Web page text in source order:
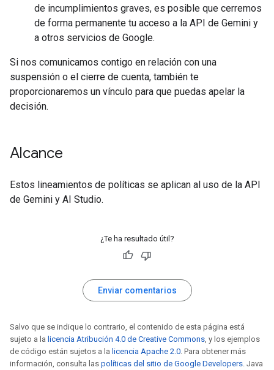
de incumplimientos graves, es posible que cerremos
de forma permanente tu acceso a la API de Gemini y
a otros servicios de Google.
Si nos comunicamos contigo en relación con una
suspensión o el cierre de cuenta, también te
proporcionaremos un vínculo para que puedas apelar la
decisión.
Alcance
Estos lineamientos de políticas se aplican al uso de la API
de Gemini y AI Studio.
¿Te ha resultado útil?
Enviar comentarios
Salvo que se indique lo contrario, el contenido de esta página está
sujeto a la licencia Atribución 4.0 de Creative Commons, y los ejemplos
de código están sujetos a la licencia Apache 2.0. Para obtener más
información, consulta las políticas del sitio de Google Developers. Java